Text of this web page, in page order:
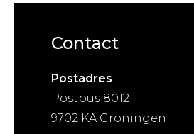
Contact
Postadres
Postbus 8012
9702 KA Groningen